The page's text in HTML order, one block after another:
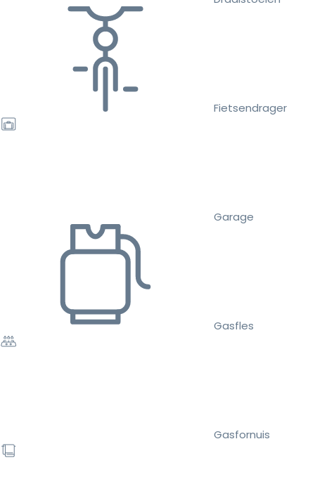
Fietsendrager
Garage
Gasfles
Gasfornuis